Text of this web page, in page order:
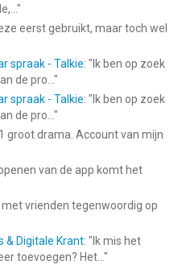
"
eerst gebruikt, maar toch wel
spraak - Talkie: " Ik ben op zoek
de pro... "
spraak - Talkie: " Ik ben op zoek
de pro... "
1 groot drama. Account van mijn
van de app komt het
met vrienden tegenwoordig op
& Digitale Krant: " Ik mis het
toevoegen? Het... "